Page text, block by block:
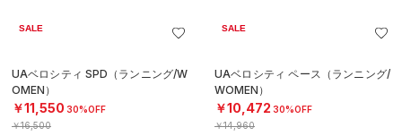
SALE
UAベロシティ SPD（ランニング/W
OMEN）
￥11,550 30%OFF
￥16,500
SALE
UAベロシティ ペース（ランニング/
WOMEN）
￥10,472 30%OFF
￥14,960